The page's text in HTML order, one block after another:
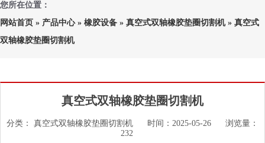
您所在位置：
网站首页 » 产品中心» 橡胶设备 » 真空式双轴橡胶垫圈切割机» 真空式
双轴橡胶垫圈切割机
真空式双轴橡胶垫圈切割机
分类： 真空式双轴橡胶垫圈切割机 时间：2025-05-26
浏览量：
232